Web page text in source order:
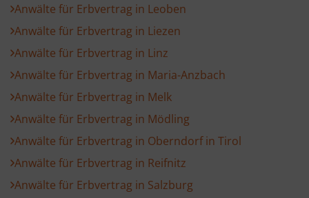
Anwälte für Erbvertrag in Leoben
Anwälte für Erbvertrag in Liezen
Anwälte für Erbvertrag in Linz
Anwälte für Erbvertrag in Maria-Anzbach
Anwälte für Erbvertrag in Melk
Anwälte für Erbvertrag in Mödling
Anwälte für Erbvertrag in Oberndorf in Tirol
Anwälte für Erbvertrag in Reifnitz
Anwälte für Erbvertrag in Salzburg